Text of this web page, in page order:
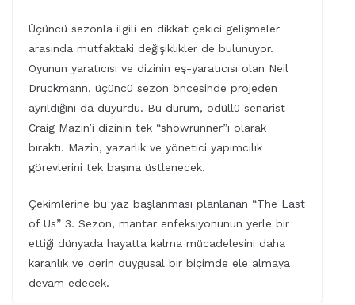
Üçüncü sezonla ilgili en dikkat çekici gelişmeler
arasında mutfaktaki değişiklikler de bulunuyor.
Oyunun yaratıcısı ve dizinin eş-yaratıcısı olan Neil
Druckmann, üçüncü sezon öncesinde projeden
ayrıldığını da duyurdu. Bu durum, ödüllü senarist
Craig Mazin’i dizinin tek “showrunner”ı olarak
bıraktı. Mazin, yazarlık ve yönetici yapımcılık
görevlerini tek başına üstlenecek.
Çekimlerine bu yaz başlanması planlanan “The Last
of Us” 3. Sezon, mantar enfeksiyonunun yerle bir
ettiği dünyada hayatta kalma mücadelesini daha
karanlık ve derin duygusal bir biçimde ele almaya
devam edecek.